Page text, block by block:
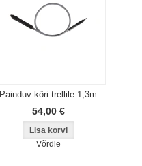
Painduv kõri trellile 1,3m
54,00 €
Võrdle